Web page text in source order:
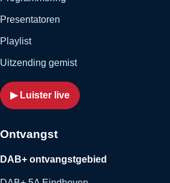
Presentatoren
Playlist
Uitzending gemist
▶ Luister live
Ontvangst
DAB+ ontvangstgebied